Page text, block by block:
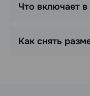
Что включает в
Как снять